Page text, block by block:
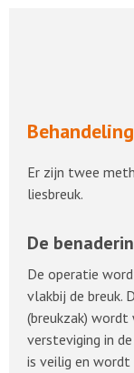
Behandeling
Er zijn twee
liesbreuk.
De
De operatie
vlakbij de breuk.
(breukzak) wordt
versteviging in
is veilig en